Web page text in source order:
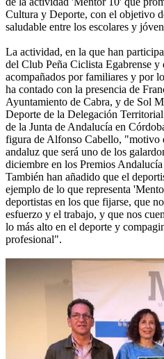
Cultura y Deporte, con el objetivo
saludable entre los escolares y
La actividad, en la que han
del Club Peña Ciclista Egabrense
acompañados por familiares y por
ha contado con la presencia de
Ayuntamiento de Cabra, y de Sol
Deporte de la Delegación
de la Junta de Andalucía en
figura de Alfonso Cabello, "motivo
andaluz que será uno de los
diciembre en los Premios
También han añadido que el
ejemplo de lo que representa
deportistas en los que fijarse, que
esfuerzo y el trabajo, y que nos
lo más alto en el deporte y
profesional".